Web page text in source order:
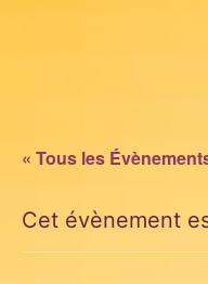
« Tous les
Cet évènement